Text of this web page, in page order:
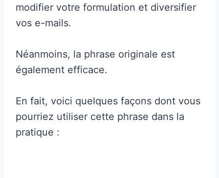
modifier votre formulation et diversifier
vos e-mails.
Néanmoins, la phrase originale est
également efficace.
En fait, voici quelques façons dont vous
pourriez utiliser cette phrase dans la
pratique :